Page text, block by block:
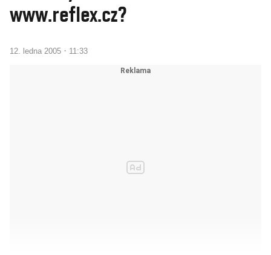
www.reflex.cz?
12. ledna 2005 · 11:33